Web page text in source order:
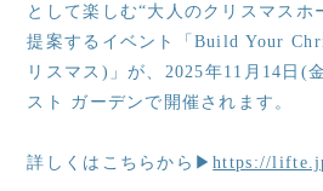
として楽しむ“大人のクリスマスホ
提案するイベント「Build Your
リスマス)」が、2025年11月14日(
スト ガーデンで開催されます。
詳しくはこちらから▶https://